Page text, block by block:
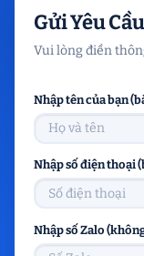
Gửi Yêu
Vui lòng điền
Nhập tên của bạn
Nhập số điện thoại
Nhập số Zalo